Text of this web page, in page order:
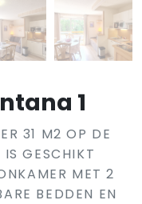
1
31 M2 OP DE
GESCHIKT
MET 2
BEDDEN EN